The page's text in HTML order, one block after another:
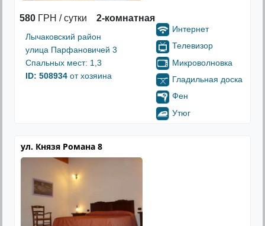
580 ГРН / сутки 2-комнатная
Лычаковский район
улица Парфановичей 3
Спальных мест: 1,3
ID: 508934 от хозяина
Интернет
Телевизор
Микроволновка
Гладильная доска
Фен
Утюг
ул. Князя Романа 8